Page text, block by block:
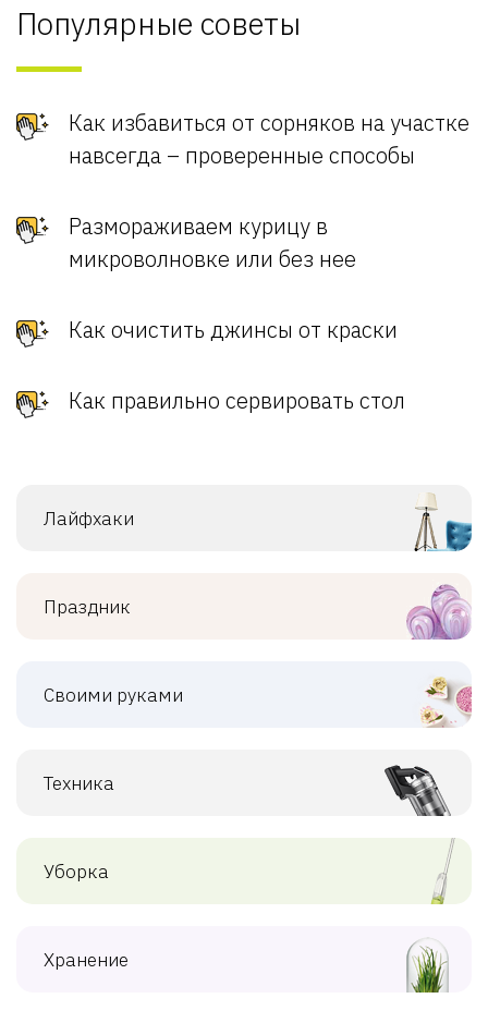
Популярные советы
Как избавиться от сорняков на участке
навсегда – проверенные способы
Размораживаем курицу в
микроволновке или без нее
Как очистить джинсы от краски
Как правильно сервировать стол
Лайфхаки
Праздник
Своими руками
Техника
Уборка
Хранение